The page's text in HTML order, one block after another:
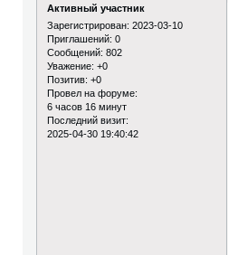
Активный участник
Зарегистрирован: 2023-03-10
Приглашений: 0
Сообщений: 802
Уважение: +0
Позитив: +0
Провел на форуме:
6 часов 16 минут
Последний визит:
2025-04-30 19:40:42